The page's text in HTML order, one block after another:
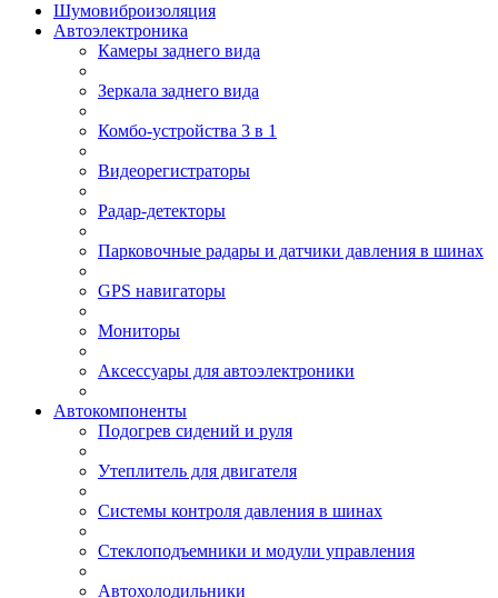
Шумовиброизоляция
Автоэлектроника
Камеры заднего вида
Зеркала заднего вида
Комбо-устройства 3 в 1
Видеорегистраторы
Радар-детекторы
Парковочные радары и датчики давления в шинах
GPS навигаторы
Мониторы
Аксессуары для автоэлектроники
Автокомпоненты
Подогрев сидений и руля
Утеплитель для двигателя
Системы контроля давления в шинах
Стеклоподъемники и модули управления
Автохолодильники